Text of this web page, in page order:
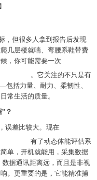
，但很多人拿到报告后发现
几层楼就喘、弯腰系鞋带费
，你可能需要一次
。它关注的不只是有
括力量、耐力、柔韧性、
常生活的质量。
？
误差比较大。现在
有了动态体能评估系
单，开机就能用，采集数据
据通讯距离远，而且是非视
。更重要的是，它能精准捕